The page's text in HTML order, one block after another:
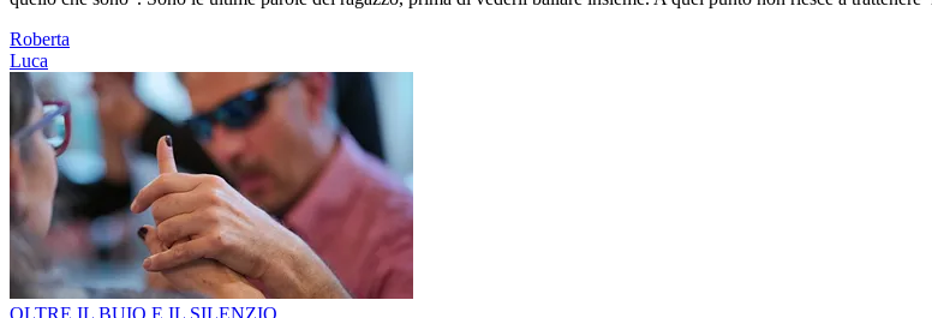
Roberta
Luca
OLTRE IL BUIO E IL SILENZIO